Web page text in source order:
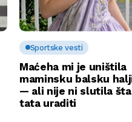
Sportske vesti
Maćeha mi je uništila
maminsku balsku
— ali nije ni slutila
tata uraditi